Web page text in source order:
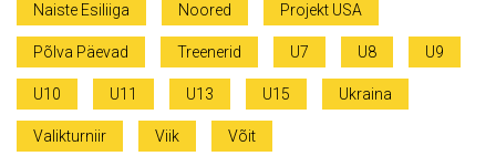
Naiste Esiliiga Noored Projekt USA
Põlva Päevad Treenerid U7 U8 U9
U10 U11 U13 U15 Ukraina
Valikturniir Viik Võit